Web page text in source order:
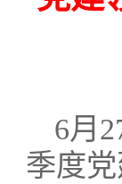
6月
季度